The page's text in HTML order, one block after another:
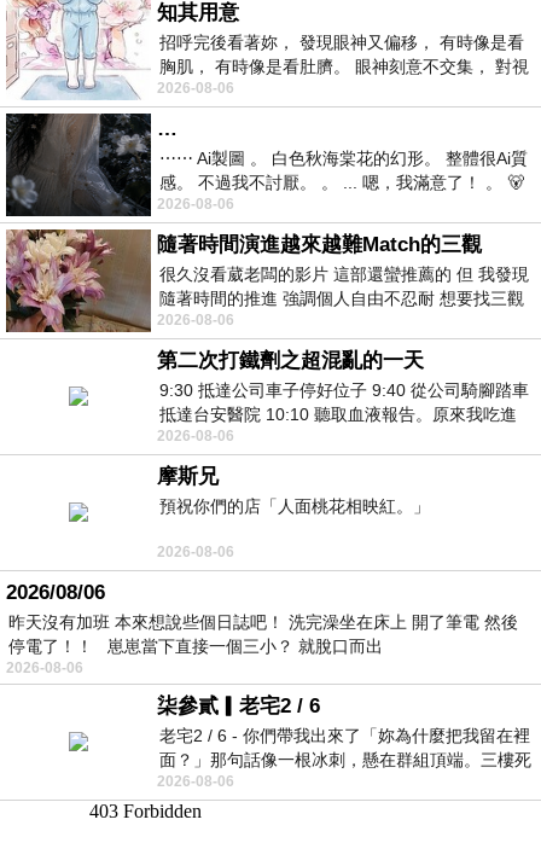
知其用意
招呼完後看著妳， 發現眼神又偏移， 有時像是看
胸肌， 有時像是看肚臍。 眼神刻意不交集， 對視
視線不對齊， 讓我很難不
2026-08-06
…
⋯⋯ Ai製圖 。 白色秋海棠花的幻形。 整體很Ai質
感。 不過我不討厭。 。 ... 嗯，我滿意了！ 。 🐻
昨中
2026-08-06
隨著時間演進越來越難Match的三觀
很久沒看葳老闆的影片 這部還蠻推薦的 但 我發現
隨著時間的推進 強調個人自由不忍耐 想要找三觀
接近的不要說對象 連朋友都超
2026-08-06
第二次打鐵劑之超混亂的一天
9:30 抵達公司車子停好位子 9:40 從公司騎腳踏車
抵達台安醫院 10:10 聽取血液報告。原來我吃進
去的 B12 彌可保並非沒有吸收而是超
2026-08-06
摩斯兄
預祝你們的店「人面桃花相映紅。」
2026-08-06
2026/08/06
昨天沒有加班 本來想說些個日誌吧！ 洗完澡坐在床上 開了筆電 然後
停電了！！ 崽崽當下直接一個三小？ 就脫口而出
2026-08-06
柒參貳▎老宅2 / 6
老宅2 / 6 - 你們帶我出來了「妳為什麼把我留在裡
面？」那句話像一根冰刺，懸在群組頂端。三樓死
死盯著照片裡的人。那個人確實站在
2026-08-06